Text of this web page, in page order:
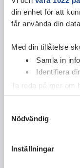
din enhet för att
får använda din
Med din tillåtelse
Samla in
Identifiera
Ta reda på mer om
cookie-förklaringen.
Vi använder
Nödvändig
Inställningar